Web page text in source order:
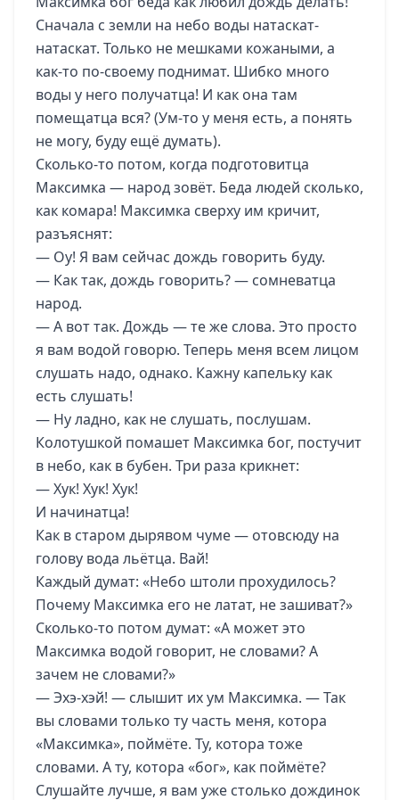
Сначала с земли на небо воды натаскат-
натаскат. Только не мешками кожаными, а
как-то по-своему поднимат. Шибко много
воды у него получатца! И как она там
помещатца вся? (Ум-то у меня есть, а понять
не могу, буду ещё думать).
Сколько-то потом, когда подготовитца
Максимка — народ зовёт. Беда людей сколько,
как комара! Максимка сверху им кричит,
разъяснят:
— Оу! Я вам сейчас дождь говорить буду.
— Как так, дождь говорить? — сомневатца
народ.
— А вот так. Дождь — те же слова. Это просто
я вам водой говорю. Теперь меня всем лицом
слушать надо, однако. Кажну капельку как
есть слушать!
— Ну ладно, как не слушать, послушам.
Колотушкой помашет Максимка бог, постучит
в небо, как в бубен. Три раза крикнет:
— Хук! Хук! Хук!
И начинатца!
Как в старом дырявом чуме — отовсюду на
голову вода льётца. Вай!
Каждый думат: «Небо штоли прохудилось?
Почему Максимка его не латат, не зашиват?»
Сколько-то потом думат: «А может это
Максимка водой говорит, не словами? А
зачем не словами?»
— Эхэ-хэй! — слышит их ум Максимка. — Так
вы словами только ту часть меня, котора
«Максимка», поймёте. Ту, котора тоже
словами. А ту, котора «бог», как поймёте?
Слушайте лучше, я вам уже столько дождинок